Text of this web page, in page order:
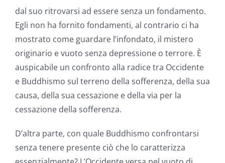
dal suo ritrovarsi ad essere senza un fondamento.
Egli non ha fornito fondamenti, al contrario ci ha
mostrato come guardare l’infondato, il mistero
originario e vuoto senza depressione o terrore. È
auspicabile un confronto alla radice tra Occidente
e Buddhismo sul terreno della sofferenza, della sua
causa, della sua cessazione e della via per la
cessazione della sofferenza.
D’altra parte, con quale Buddhismo confrontarsi
senza tenere presente ciò che lo caratterizza